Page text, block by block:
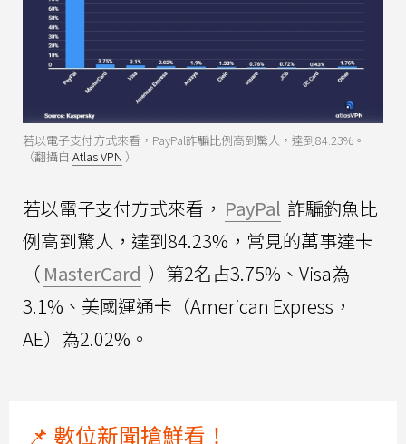
若以電子支付方式來看，PayPal詐騙比例高到驚人，達到84.23%。
（翻攝自 Atlas VPN ）
若以電子支付方式來看， PayPal 詐騙釣魚比
例高到驚人，達到84.23%，常見的萬事達卡
（ MasterCard ）第2名占3.75%、Visa為
3.1%、美國運通卡（American Express，
AE）為2.02%。
📌 數位新聞搶鮮看！